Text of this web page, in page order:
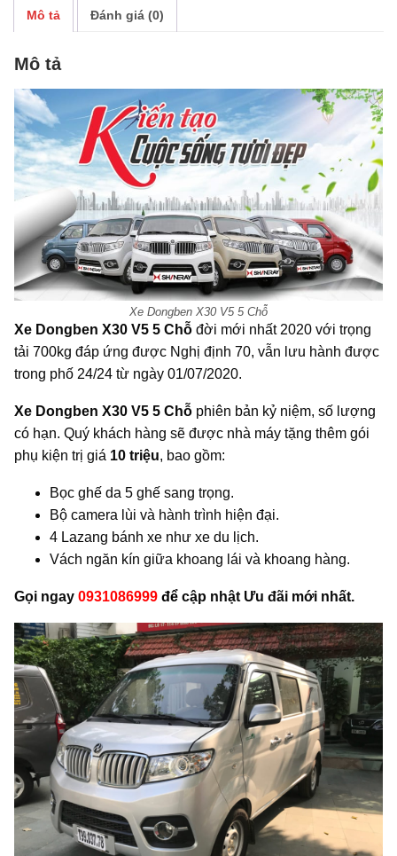
Mô tả Đánh giá (0)
Mô tả
Xe Dongben X30 V5 5 Chỗ
Xe Dongben X30 V5 5 Chỗ đời mới nhất 2020 với trọng
tải 700kg đáp ứng được Nghị định 70, vẫn lưu hành được
trong phố 24/24 từ ngày 01/07/2020.
Xe Dongben X30 V5 5 Chỗ phiên bản kỷ niệm, số lượng
có hạn. Quý khách hàng sẽ được nhà máy tặng thêm gói
phụ kiện trị giá 10 triệu, bao gồm:
Bọc ghế da 5 ghế sang trọng.
Bộ camera lùi và hành trình hiện đại.
4 Lazang bánh xe như xe du lịch.
Vách ngăn kín giữa khoang lái và khoang hàng.
Gọi ngay 0931086999 để cập nhật Ưu đãi mới nhất.